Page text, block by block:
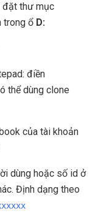
đặt thư mục
trong ổ D:
điền
thể dùng clone
của tài khoản
dùng hoặc số id ở
Định dạng theo